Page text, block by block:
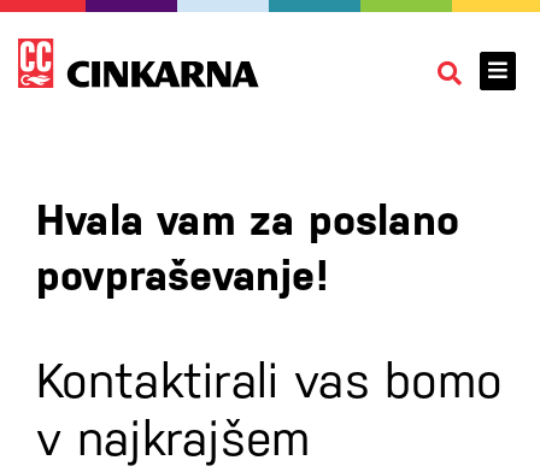
Hvala vam za poslano
povpraševanje!
Kontaktirali vas bomo
v najkrajšem